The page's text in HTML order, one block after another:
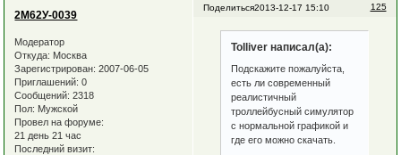
Поделиться 125
2013-12-17 15:10
2М62У-0039
Модератор
Откуда: Москва
Зарегистрирован: 2007-06-05
Приглашений: 0
Сообщений: 2318
Пол: Мужской
Провел на форуме:
21 день 21 час
Последний визит:
Tolliver написал(а):
Подскажите пожалуйста,
есть ли современный
реалистичный
троллейбусный симулятор
с нормальной графикой и
где его можно скачать.